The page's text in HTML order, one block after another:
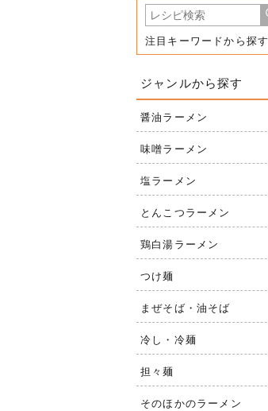
注目キーワードから探す
ジャンルから探す
醤油ラーメン
味噌ラーメン
塩ラーメン
とんこつラーメン
鶏白湯ラーメン
つけ麺
まぜそば・油そば
冷し・冷麺
担々麺
そのほかのラーメン